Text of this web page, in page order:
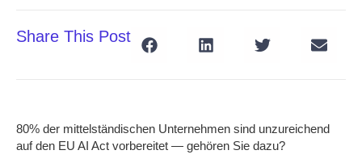
Share This Post
80% der mittelständischen Unternehmen sind unzureichend
auf den EU AI Act vorbereitet — gehören Sie dazu?